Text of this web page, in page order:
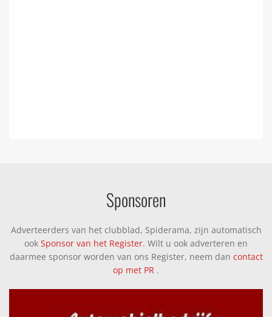
Sponsoren
Adverteerders van het clubblad, Spiderama, zijn automatisch
ook Sponsor van het Register. Wilt u ook adverteren en
daarmee sponsor worden van ons Register, neem dan contact
op met PR .